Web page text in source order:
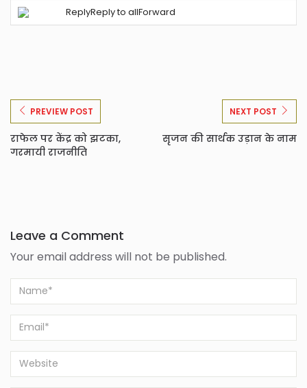
ReplyReply to allForward
PREVIEW POST
राफेल पर केंद्र को झटका,
गरमायी राजनीति
NEXT POST
सृजन की सार्थक उड़ान के नाम
Leave a Comment
Your email address will not be published.